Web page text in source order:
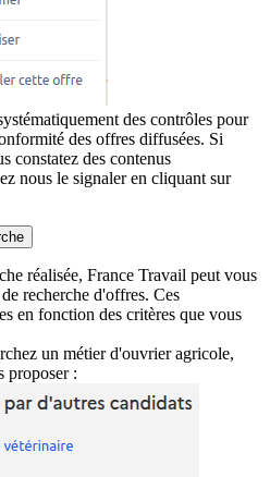
des contrôles pour
des offres diffusées. Si
constatez des contenus
nous le signaler en cliquant sur
réalisée, France Travail peut vous
recherche d'offres. Ces
en fonction des critères que vous
un métier d'ouvrier agricole,
proposer :